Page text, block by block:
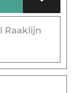
Raaklijn